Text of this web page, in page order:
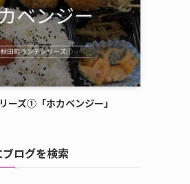
ーズ①「ホカベンジー」
ログを検索